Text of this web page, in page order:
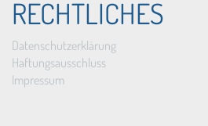
RECHTLICHES
Datenschutzerklärung
Haftungsausschluss
Impressum